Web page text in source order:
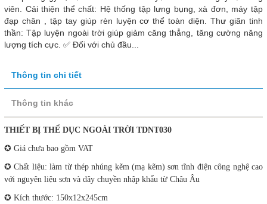
viên. Cải thiện thể chất: Hệ thống tập lưng bụng, xà đơn, máy tập
đạp chân , tập tay giúp rèn luyện cơ thể toàn diện. Thư giãn tinh
thần: Tập luyện ngoài trời giúp giảm căng thẳng, tăng cường năng
lượng tích cực. ✅ Đối với chủ đầu...
Thông tin chi tiết
Thông tin khác
THIẾT BỊ THỂ DỤC NGOÀI TRỜI TDNT030
✪ Giá chưa bao gồm VAT
✪ Chất liệu: làm từ thép nhúng kẽm (mạ kẽm) sơn tĩnh điện công nghệ cao
với nguyên liệu sơn và dây chuyền nhập khẩu từ Châu Âu
✪ Kích thước: 150x12x245cm